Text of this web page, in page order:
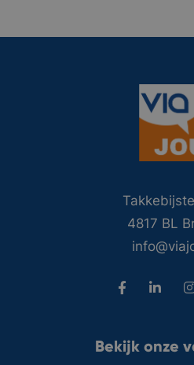
4817 BL
Bekijk onze